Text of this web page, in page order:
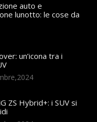
auto e
lunotto: le cose da
un’icona tra i
ZS Hybrid+: i SUV si